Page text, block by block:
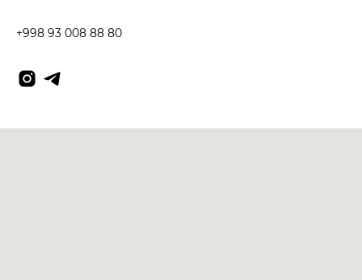
+998 93 008 88 80